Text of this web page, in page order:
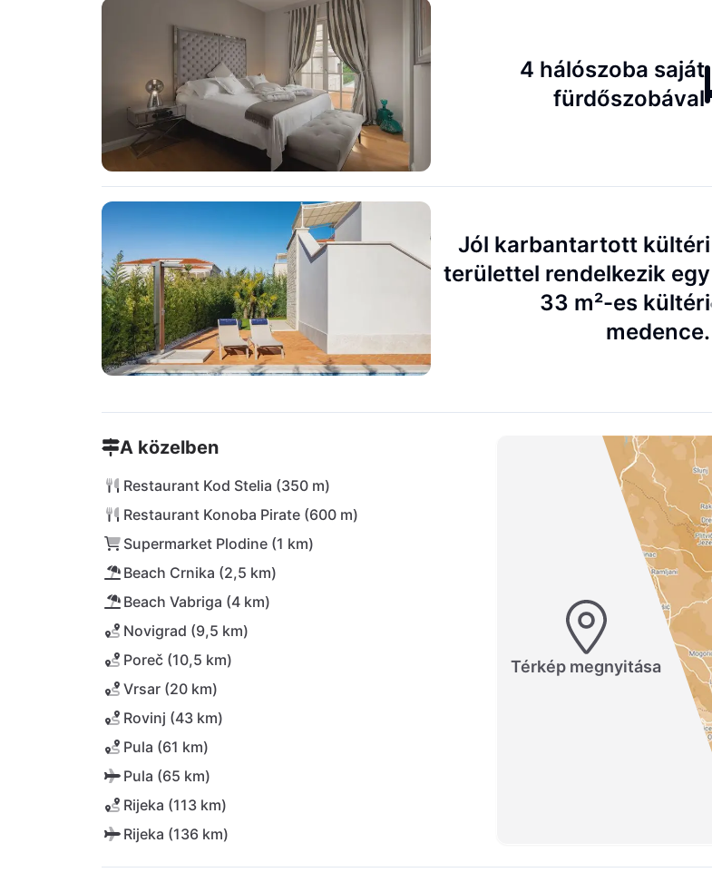
4 hálószoba saját
fürdőszobával
Jól karbantartott kültéri
területtel rendelkezik egy
33 m²-es kültéri
medence.
A közelben
Restaurant Kod Stelia (350 m)
Restaurant Konoba Pirate (600 m)
Supermarket Plodine (1 km)
Beach Crnika (2,5 km)
Beach Vabriga (4 km)
Novigrad (9,5 km)
Poreč (10,5 km)
Vrsar (20 km)
Rovinj (43 km)
Pula (61 km)
Pula (65 km)
Rijeka (113 km)
Rijeka (136 km)
Térkép megnyitása